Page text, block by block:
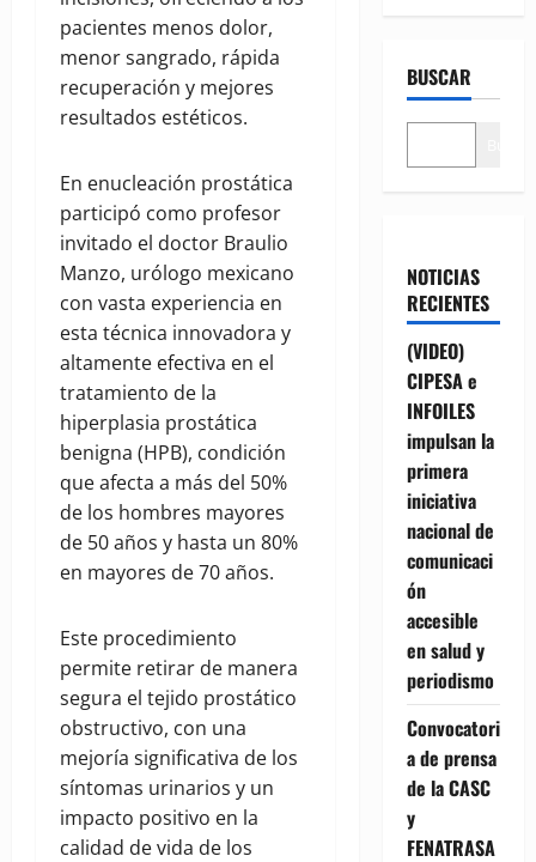
pacientes menos dolor,
menor sangrado, rápida
recuperación y mejores
resultados estéticos.
En enucleación prostática
participó como profesor
invitado el doctor Braulio
Manzo, urólogo mexicano
con vasta experiencia en
esta técnica innovadora y
altamente efectiva en el
tratamiento de la
hiperplasia prostática
benigna (HPB), condición
que afecta a más del 50%
de los hombres mayores
de 50 años y hasta un 80%
en mayores de 70 años.
Este procedimiento
permite retirar de manera
segura el tejido prostático
obstructivo, con una
mejoría significativa de los
síntomas urinarios y un
impacto positivo en la
calidad de vida de los
BUSCAR
NOTICIAS
RECIENTES
(VIDEO)
CIPESA e
INFOILES
impulsan la
primera
iniciativa
nacional de
comunicaci
ón
accesible
en salud y
periodismo
Convocatori
a de prensa
de la CASC
y
FENATRASA